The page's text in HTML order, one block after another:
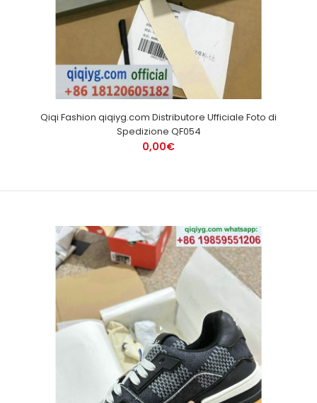
Qiqi Fashion qiqiyg.com Distributore Ufficiale Foto di
Spedizione QF054
0,00€